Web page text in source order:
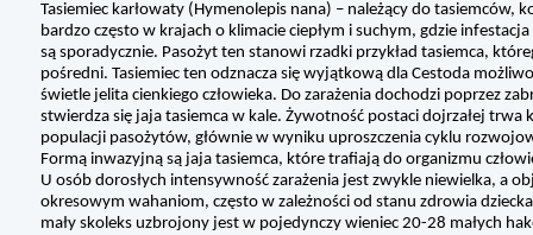
Tasiemiec karłowaty (Hymenolepis nana) – należący do
bardzo często w krajach o klimacie ciepłym i suchym, gdzie
są sporadycznie. Pasożyt ten stanowi rzadki przykład tasiemca,
pośredni. Tasiemiec ten odznacza się wyjątkową dla Cestoda
świetle jelita cienkiego człowieka. Do zarażenia dochodzi poprzez
stwierdza się jaja tasiemca w kale. Żywotność postaci dojrzałej
populacji pasożytów, głównie w wyniku uproszczenia cyklu
Formą inwazyjną są jaja tasiemca, które trafiają do organizmu
U osób dorosłych intensywność zarażenia jest zwykle niewielka, a
okresowym wahaniom, często w zależności od stanu zdrowia
mały skoleks uzbrojony jest w pojedynczy wieniec 20-28 małych